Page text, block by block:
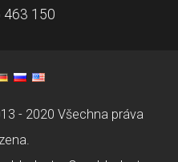
463 150
- 2020 Všechna práva